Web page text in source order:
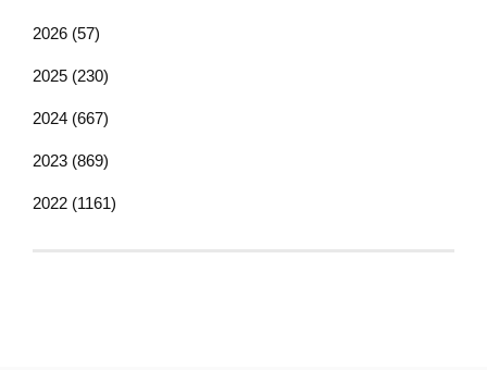
2026 (57)
2025 (230)
2024 (667)
2023 (869)
2022 (1161)